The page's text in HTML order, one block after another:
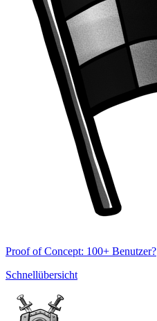
Proof of Concept: 100+ Benutzer?
Schnellübersicht